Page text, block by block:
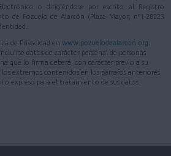
o dirigiéndose por escrito al Registro
de Pozuelo de Alarcón (Plaza Mayor, nº1-28223
de Privacidad en www.pozuelodealarcon.org
datos de carácter personal de personas
que lo firma deberá, con carácter previo a su
extremos contenidos en los párrafos anteriores
expreso para el tratamiento de sus datos.